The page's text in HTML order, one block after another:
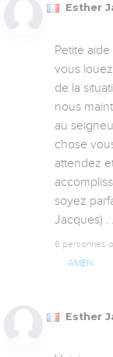
Esther
Petite
vous
de la
nous
au
chose
attendez
soyez
Jacques) .
6 personnes
AMEN
Esther